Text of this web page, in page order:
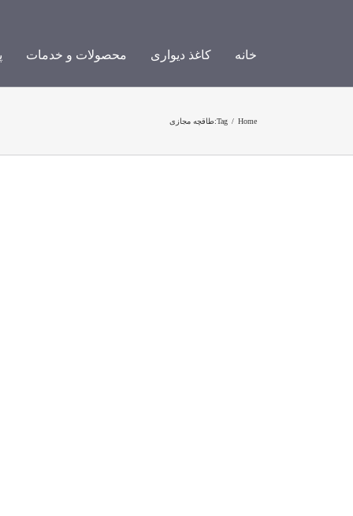
خانه کاغذ دیواری محصولات و خدمات
Home
/
Tag: طاقچه مجازی